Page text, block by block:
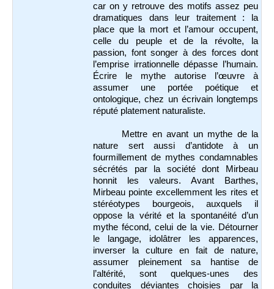
car on y retrouve des motifs assez peu
dramatiques dans leur traitement : la
place que la mort et l’amour occupent,
celle du peuple et de la révolte, la
passion, font songer à des forces dont
l’emprise irrationnelle dépasse l’humain.
Écrire le mythe autorise l’œuvre à
assumer une portée poétique et
ontologique, chez un écrivain longtemps
réputé platement naturaliste.
Mettre en avant un mythe de la
nature sert aussi d’antidote à un
fourmillement de mythes condamnables
sécrétés par la société dont Mirbeau
honnit les valeurs. Avant Barthes,
Mirbeau pointe excellemment les rites et
stéréotypes bourgeois, auxquels il
oppose la vérité et la spontanéité d’un
mythe fécond, celui de la vie. Détourner
le langage, idolâtrer les apparences,
inverser la culture en fait de nature,
assumer pleinement sa hantise de
l’altérité, sont quelques-unes des
conduites déviantes choisies par la